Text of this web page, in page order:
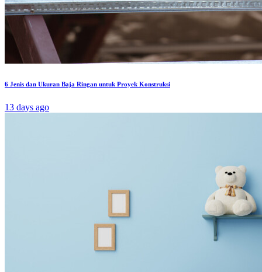
6 Jenis dan Ukuran Baja Ringan untuk Proyek Konstruksi
13 days ago